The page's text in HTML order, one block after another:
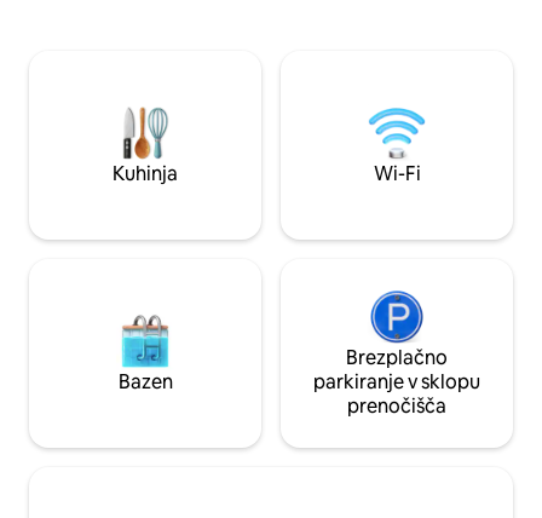
nahaja na avtobusni liniji, ki omogoča
enostaven dostop do trgovin in
restavracij.
– na voljo sta
ovsena kaša – Na
balzam Minute
modri trakovi in
Kuhinja Wi-Fi
Bazen
Brezplačno
parkiranje v sklopu
prenočišča